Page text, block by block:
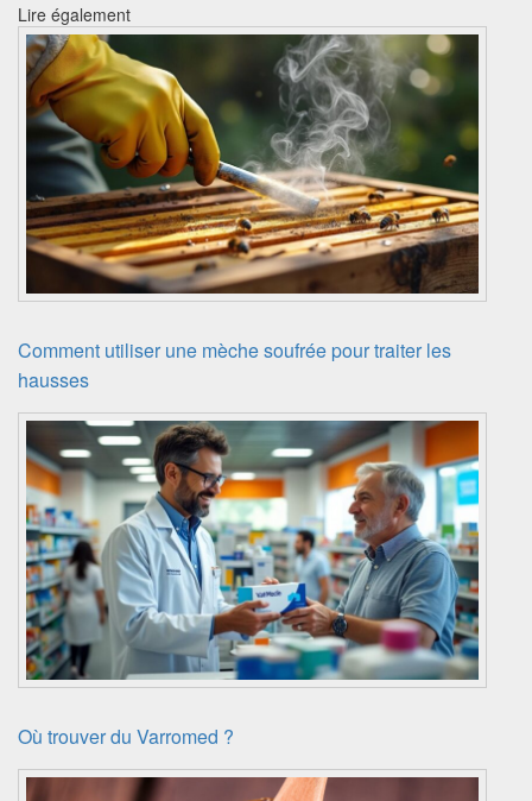
Lire également
Comment utiliser une mèche soufrée pour traiter les
hausses
Où trouver du Varromed ?